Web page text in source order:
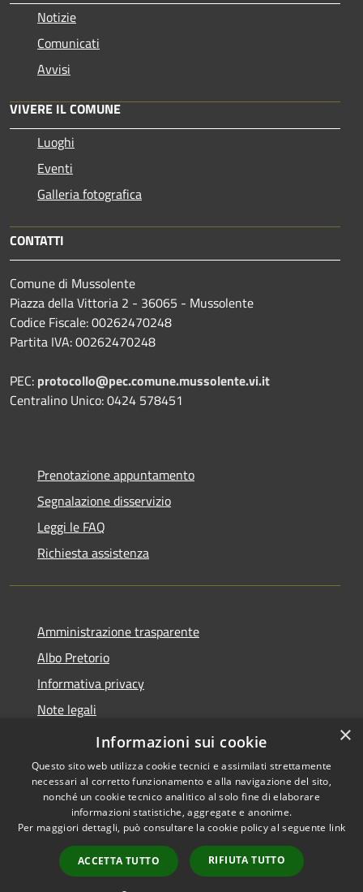
Notizie
Comunicati
Avvisi
VIVERE IL COMUNE
Luoghi
Eventi
Galleria fotografica
CONTATTI
Comune di Mussolente
Piazza della Vittoria 2 - 36065 - Mussolente
Codice Fiscale: 00262470248
Partita IVA: 00262470248
PEC: protocollo@pec.comune.mussolente.vi.it
Centralino Unico: 0424 578451
Prenotazione appuntamento
Segnalazione disservizio
Leggi le FAQ
Richiesta assistenza
Amministrazione trasparente
Albo Pretorio
Informativa privacy
Note legali
Dichiarazione di accessibilità
Accessibilità
Copyright © 2026 • Comune di
Mussolente • Powered by
Municipium•
Accesso
redazione
×
Informazioni sui cookie
Questo sito web utilizza cookie tecnici e assimilati strettamente
necessari al corretto funzionamento e alla navigazione del sito,
nonché un cookie tecnico analitico al solo fine di elaborare
informazioni statistiche, aggregate e anonime.
Per maggiori dettagli, può consultare la cookie policy al seguente link
ACCETTA TUTTO RIFIUTA TUTTO